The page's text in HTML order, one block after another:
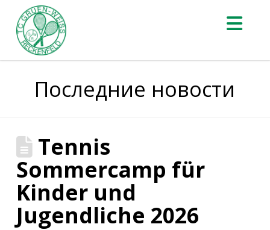
Последние новости
Tennis
Sommercamp für
Kinder und
Jugendliche 2026